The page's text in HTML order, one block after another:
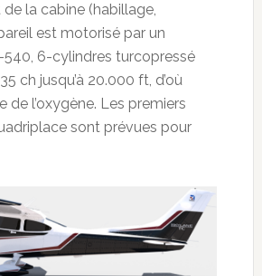
de la cabine (habillage,
est motorisé par un
6-cylindres turcopressé
ch jusqu’à 20.000 ft, d’où
de l’oxygène. Les premiers
sont prévues pour